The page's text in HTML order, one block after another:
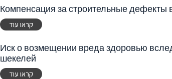
Компенсация за строительные
קראו עוד
Иск о возмещении вреда здоровью
шекелей
קראו עוד